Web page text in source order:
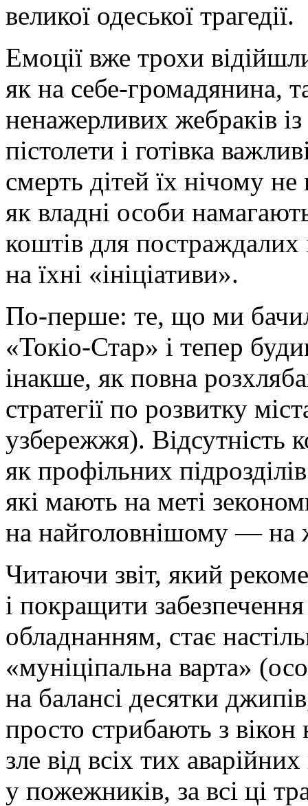
великої одеської трагедії.
Емоції вже трохи
як на себе-громадянина,
ненажерливих жебраків
пістолети і готівка
смерть дітей їх нічому
як владні особи
коштів для постраждалих
на їхні «ініціативи».
По-перше: те, що ми
«Токіо-Стар» і тепер
інакше, як повна
стратегії по розвитку
узбережжя). Відсутність
як профільних
які мають на меті
на найголовнішому — на
Читаючи звіт, який
і покращити
обладнанням, стає
«муніціпальна варта»
на балансі десятки
просто стрибають з
зле від всіх тих
у пожежників, за всі ці